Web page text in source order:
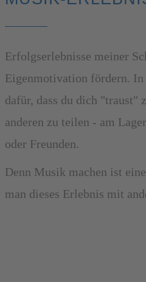
Erfolgserlebnisse meiner
Eigenmotivation fördern.
dafür, dass du dich "traust"
anderen zu teilen - am
oder Freunden.
Denn Musik machen ist
man dieses Erlebnis mit